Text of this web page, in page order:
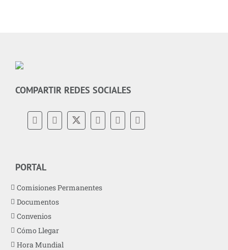
COMPARTIR REDES SOCIALES
PORTAL
Comisiones Permanentes
Documentos
Convenios
Cómo Llegar
Hora Mundial